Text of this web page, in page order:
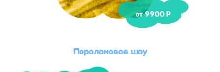
от 9900 Р
Поролоновое шоу